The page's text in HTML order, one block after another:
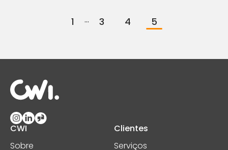
1 ... 3 4 5
CWI
Sobre
Clientes
Serviços